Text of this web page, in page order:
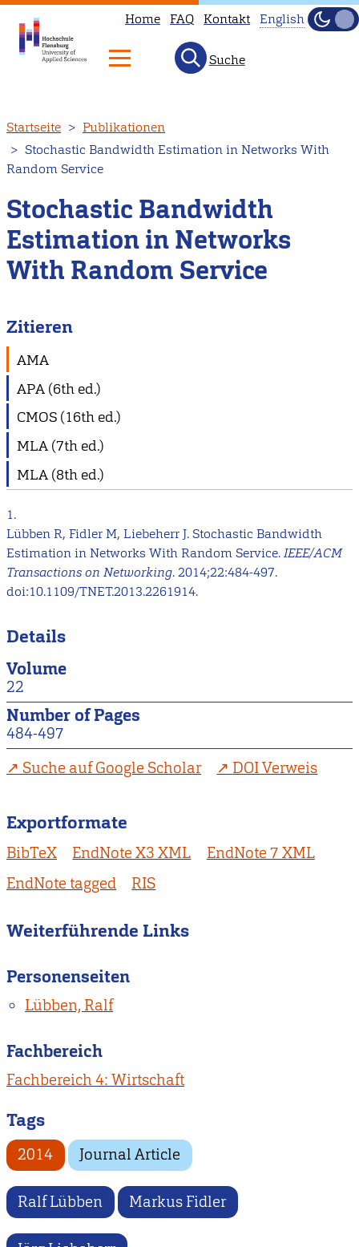
zum
Inhalt
Home FAQ Kontakt
available
to
English
Hell
Suche
Startseite
Publikationen
Stochastic Bandwidth Estimation in Networks With
Random Service
Stochastic Bandwidth
Estimation in Networks
With Random Service
Zitieren
AMA
APA (6th ed.)
CMOS (16th ed.)
MLA (7th ed.)
MLA (8th ed.)
1.
Lübben R, Fidler M, Liebeherr J. Stochastic Bandwidth
Estimation in Networks With Random Service.IEEE/ACM
Transactions on Networking. 2014;22:484-497.
doi:10.1109/TNET.2013.2261914.
Details
Volume
22
Number of Pages
484-497
Suche auf Google Scholar
DOI Verweis
Exportformate
BibTeX EndNote X3 XML
EndNote 7 XML
EndNote tagged
RIS
Weiterführende Links
Personenseiten
Lübben, Ralf
Fachbereich
Fachbereich 4: Wirtschaft
Tags
2014 Journal Article
Ralf Lübben Markus Fidler